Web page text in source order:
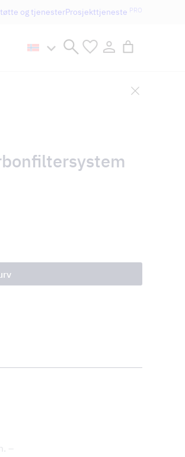
og tjenesterProsjekttjeneste PRO
–